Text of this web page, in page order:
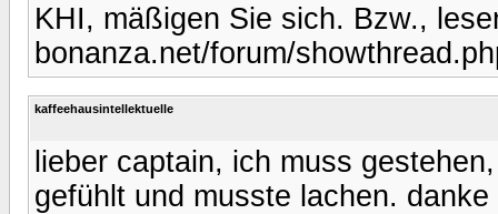
KHI, mäßigen Sie sich. Bzw.,
bonanza.net/forum/
kaffeehausintellektuelle
lieber captain, ich muss
gefühlt und musste lachen. danke